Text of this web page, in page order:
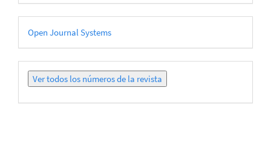
Desarrollado
por
Open Journal Systems
Ver
todos